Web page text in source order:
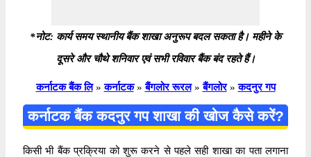
*नोट: कार्य समय स्थानीय बैंक शाखा अनुरूप बदल सकता है। महीने के
दूसरे और चौथे शनिवार एवं सभी रविवार बैंक बंद रहते हैं।
कर्नाटक बैंक लि » कर्नाटक » बैंगलोर रूरल » बैंगलोर » कदनुर गप
कर्नाटक बैंक कदनुर गप शाखा की खोज कैसे करें?
किसी भी बैंक प्रक्रिया को शुरू करने से पहले सही शाखा का पता लगाना